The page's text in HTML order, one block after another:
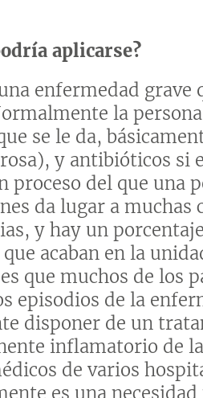
aplicarse?
enfermedad grave
la
se le da,
y antibióticos si
proceso del que una
da lugar a muchas
y hay un
acaban en la
que muchos de los
episodios de la
disponer de un
inflamatorio de
de varios
es una